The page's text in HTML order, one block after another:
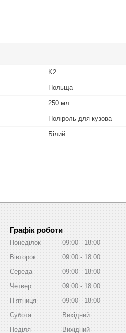
K2
Польща
250 мл
Поліроль для кузова
Білий
Графік роботи
Понеділок 09:00
18:00
Вівторок
09:00
18:00
Середа
09:00
18:00
Четвер
09:00
18:00
Пʼятниця
09:00
18:00
Субота
Вихідний
Неділя
Вихідний